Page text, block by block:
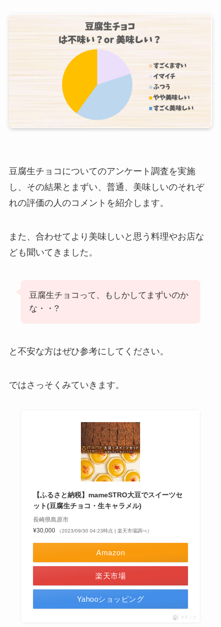
豆腐生チョコについてのアンケート調査を実施
し、その結果とまずい、普通、美味しいのそれぞ
れの評価の人のコメントを紹介します。
また、合わせてより美味しいと思う料理やお店な
ども聞いてきました。
豆腐生チョコって、もしかしてまずいのか
な・・?
と不安な方はぜひ参考にしてください。
ではさっそくみていきます。
【ふるさと納税】mameSTRO大豆でスイーツセ
ット(豆腐生チョコ・生キャラメル)
長崎県島原市
¥30,000
（2023/09/30 04:23時点 | 楽天市場調べ）
Amazon
楽天市場
Yahooショッピング
ポチップ